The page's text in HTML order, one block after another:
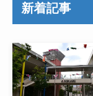
新着記事